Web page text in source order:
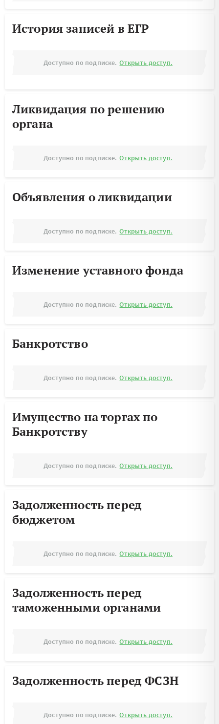
История записей в ЕГР
Доступно по подписке. Открыть доступ.
Ликвидация по решению
органа
Доступно по подписке. Открыть доступ.
Объявления о ликвидации
Доступно по подписке. Открыть доступ.
Изменение уставного фонда
Доступно по подписке. Открыть доступ.
Банкротство
Доступно по подписке. Открыть доступ.
Имущество на торгах по
Банкротству
Доступно по подписке. Открыть доступ.
Задолженность перед
бюджетом
Доступно по подписке. Открыть доступ.
Задолженность перед
таможенными органами
Доступно по подписке. Открыть доступ.
Задолженность перед ФСЗН
Доступно по подписке. Открыть доступ.